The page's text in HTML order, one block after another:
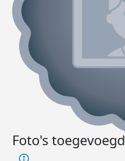
Foto's toegevoegd